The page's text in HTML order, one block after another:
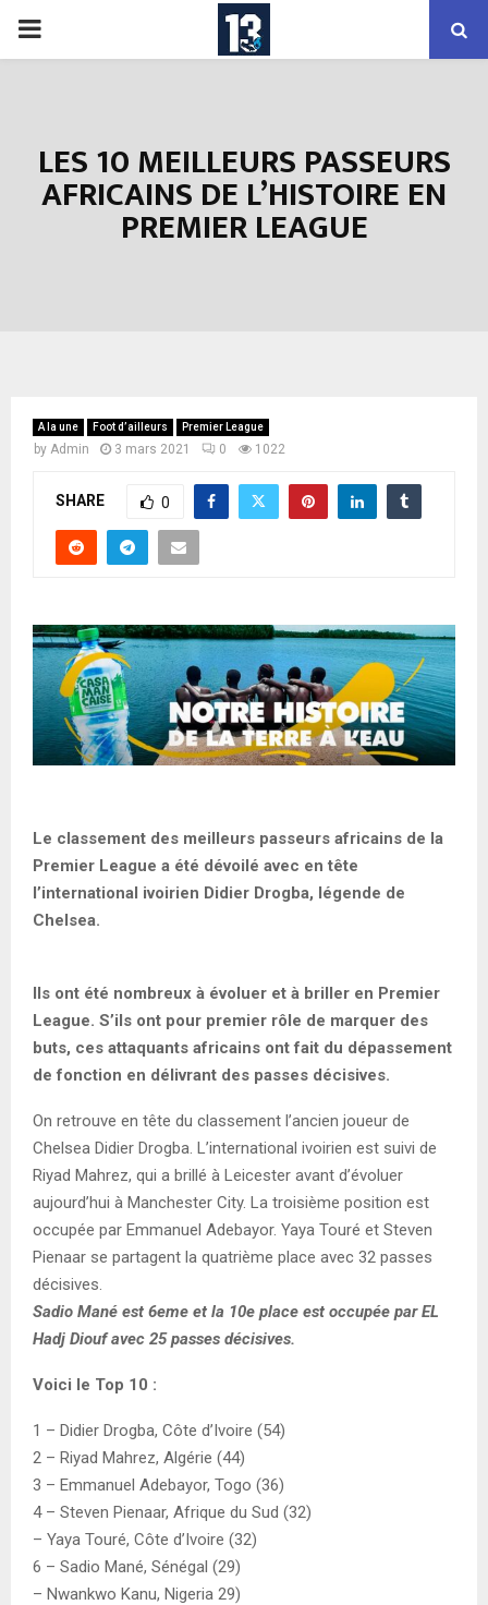
PRIMARY
LES 10 MEILLEURS PASSEURS
AFRICAINS DE L’HISTOIRE EN
PREMIER LEAGUE
A la une Foot d’ailleurs Premier League
by Admin 3 mars 2021 0 1022
SHARE 0
Le classement des meilleurs passeurs africains de la
Premier League a été dévoilé avec en tête
l’international ivoirien Didier Drogba, légende de
Chelsea.
Ils ont été nombreux à évoluer et à briller en Premier
League. S’ils ont pour premier rôle de marquer des
buts, ces attaquants africains ont fait du dépassement
de fonction en délivrant des passes décisives.
On retrouve en tête du classement l’ancien joueur de
Chelsea Didier Drogba. L’international ivoirien est suivi de
Riyad Mahrez, qui a brillé à Leicester avant d’évoluer
aujourd’hui à Manchester City. La troisième position est
occupée par Emmanuel Adebayor. Yaya Touré et Steven
Pienaar se partagent la quatrième place avec 32 passes
décisives.
Sadio Mané est 6eme et la 10e place est occupée par EL
Hadj Diouf avec 25 passes décisives.
Voici le Top 10 :
1 – Didier Drogba, Côte d’Ivoire (54)
2 – Riyad Mahrez, Algérie (44)
3 – Emmanuel Adebayor, Togo (36)
4 – Steven Pienaar, Afrique du Sud (32)
– Yaya Touré, Côte d’Ivoire (32)
6 – Sadio Mané, Sénégal (29)
– Nwankwo Kanu, Nigeria 29)